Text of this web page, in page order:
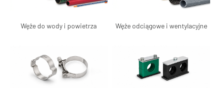
Węże do wody i powietrza Węże odciągowe i wentylacyjne